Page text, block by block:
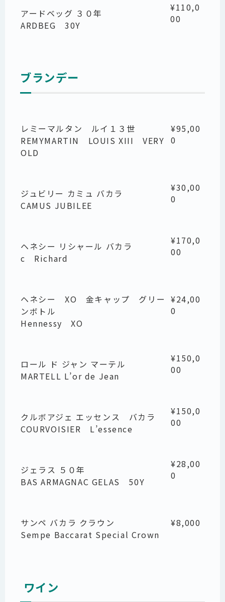
アードベッグ ３０年
ARDBEG 30Y
¥110,0
00
ブランデー
レミーマルタン ルイ１３世
REMYMARTIN LOUIS XIII VERY
OLD
¥95,00
0
ジュビリー カミュ バカラ
CAMUS JUBILEE
¥30,00
0
ヘネシー リシャール バカラ
c Richard
¥170,0
00
ヘネシー XO 金キャップ グリー
ンボトル
Hennessy XO
¥24,00
0
ロール ド ジャン マーテル
MARTELL L’or de Jean
¥150,0
00
クルボアジェ エッセンス バカラ
COURVOISIER L’essence
¥150,0
00
ジェラス ５０年
BAS ARMAGNAC GELAS 50Y
¥28,00
0
サンペ バカラ クラウン
Sempe Baccarat Special Crown
¥8,000
ワイン